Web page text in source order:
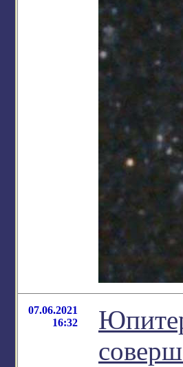
07.06.2021
16:32